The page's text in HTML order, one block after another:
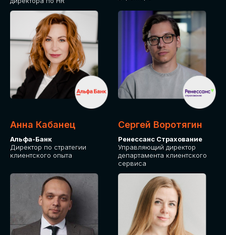
Анна Кабанец
Альфа-Банк
Директор по стратегии
клиентского опыта
Сергей Воротягин
Ренессанс Страхование
Управляющий директор
департамента клиентского
сервиса
ПОДАТЬ ЗАЯВКУ
СТОИМОСТЬ
УЧАСТИЯ